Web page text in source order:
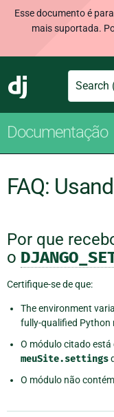
Esse documento é
mais suportada.
Search
Documentação
FAQ:
Por que
o
Certifique-se de que:
The environment
fully-qualified Python
O módulo citado está
meuSite.settings
O módulo não